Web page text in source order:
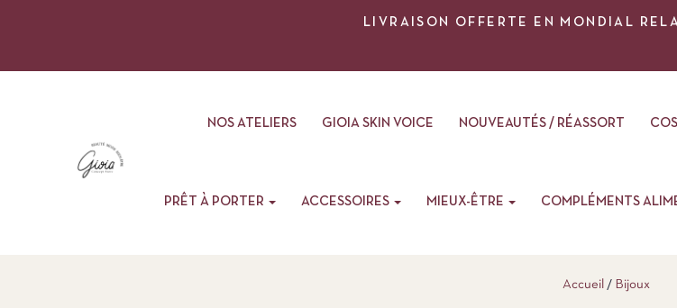
LIVRAISON OFFERTE EN MONDIAL
NOS ATELIERS GIOIA SKIN VOICE NOUVEAUTÉS / RÉASSORT
PRÊT À PORTER ACCESSOIRES MIEUX-ÊTRE COMPLÉMENTS
Accueil Bijoux